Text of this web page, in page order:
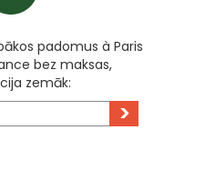
padomus à Paris
bez maksas,
zemāk:
>